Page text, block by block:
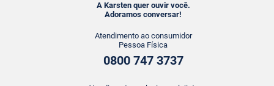
A Karsten quer ouvir você.
Adoramos conversar!
Atendimento ao consumidor
Pessoa Física
0800 747 3737